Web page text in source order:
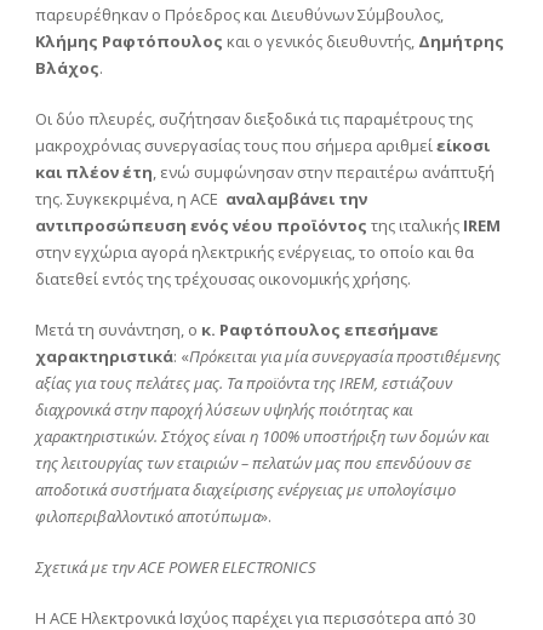
παρευρέθηκαν ο Πρόεδρος και Διευθύνων Σύμβουλος,
Κλήμης Ραφτόπουλος και ο γενικός διευθυντής, Δημήτρης
Βλάχος.
Οι δύο πλευρές, συζήτησαν διεξοδικά τις παραμέτρους της
μακροχρόνιας συνεργασίας τους που σήμερα αριθμείείκοσι
και πλέον έτη, ενώ συμφώνησαν στην περαιτέρω ανάπτυξή
της. Συγκεκριμένα, η ACE αναλαμβάνει την
αντιπροσώπευση ενός νέου προϊόντος της ιταλικής IREM
στην εγχώρια αγορά ηλεκτρικής ενέργειας, το οποίο και θα
διατεθεί εντός της τρέχουσας οικονομικής χρήσης.
Μετά τη συνάντηση, o κ. Ραφτόπουλος επεσήμανε
χαρακτηριστικά: «Πρόκειται για μία συνεργασία προστιθέμενης
αξίας για τους πελάτες μας. Τα προϊόντα της IREM, εστιάζουν
διαχρονικά στην παροχή λύσεων υψηλής ποιότητας και
χαρακτηριστικών. Στόχος είναι η 100% υποστήριξη των δομών και
της λειτουργίας των εταιριών – πελατών μας που επενδύουν σε
αποδοτικά συστήματα διαχείρισης ενέργειας με υπολογίσιμο
φιλοπεριβαλλοντικό αποτύπωμα».
Σχετικά με την ACE POWER ELECTRONICS
H ACE Ηλεκτρονικά Ισχύος παρέχει για περισσότερα από 30